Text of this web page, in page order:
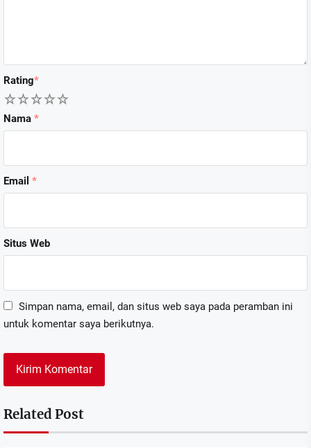
Rating*
5
4
3
2
Nama *
Email *
Situs Web
Simpan nama, email, dan situs web saya pada peramban ini
untuk komentar saya berikutnya.
Related Post